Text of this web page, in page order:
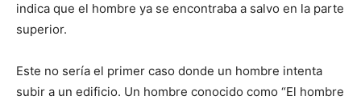
indica que el hombre ya se encontraba a salvo en la parte
superior.
Este no sería el primer caso donde un hombre intenta
subir a un edificio. Un hombre conocido como “El hombre